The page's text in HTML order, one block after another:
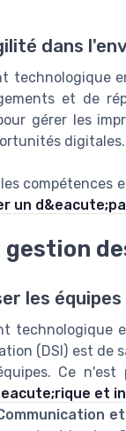
dans
technologique
et de
gérer les
digitales.
un
les
technologique
(DSI) est
Ce
et